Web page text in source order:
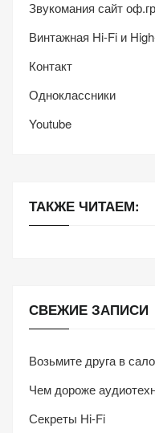
Звукомания сайт
Винтажная Hi-Fi и
Контакт
Одноклассники
Youtube
ТАКЖЕ ЧИТАЕМ:
СВЕЖИЕ ЗАПИСИ
Возьмите друга в
Чем дороже
Секреты Hi-Fi